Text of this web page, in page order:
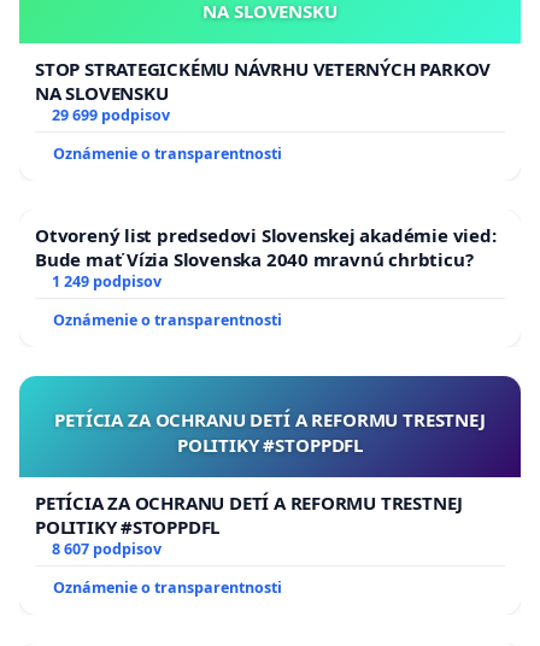
NA SLOVENSKU
STOP STRATEGICKÉMU NÁVRHU VETERNÝCH PARKOV
NA SLOVENSKU
29 699 podpisov
Oznámenie o transparentnosti
Otvorený list predsedovi Slovenskej akadémie vied:
Bude mať Vízia Slovenska 2040 mravnú chrbticu?
1 249 podpisov
Oznámenie o transparentnosti
PETÍCIA ZA OCHRANU DETÍ A REFORMU TRESTNEJ
POLITIKY #STOPPDFL
PETÍCIA ZA OCHRANU DETÍ A REFORMU TRESTNEJ
POLITIKY #STOPPDFL
8 607 podpisov
Oznámenie o transparentnosti